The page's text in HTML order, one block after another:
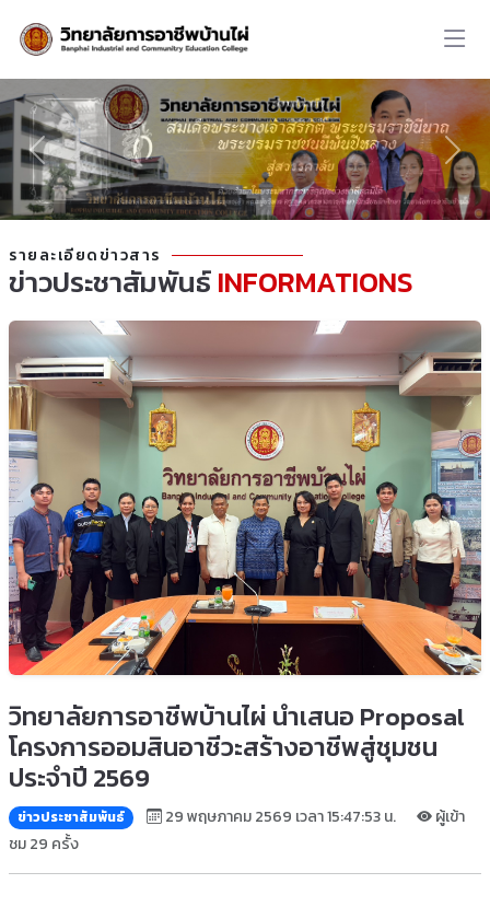
รายละเอียดข่าวสาร
ข่าวประชาสัมพันธ์INFORMATIONS
วิทยาลัยการอาชีพบ้านไผ่ นำเสนอ Proposal
โครงการออมสินอาชีวะสร้างอาชีพสู่ชุมชน
ประจำปี 2569
ข่าวประชาสัมพันธ์ 29 พฤษภาคม 2569 เวลา 15:47:53 น.
ผู้เข้า
ชม 29 ครั้ง